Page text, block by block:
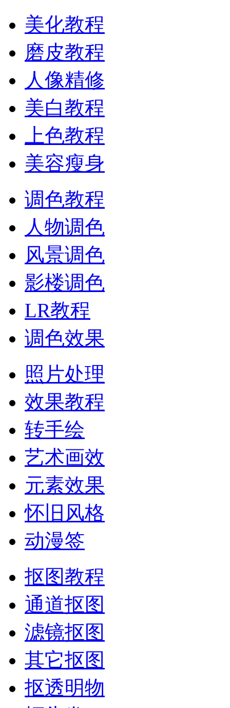
美化教程
磨皮教程
人像精修
美白教程
上色教程
美容瘦身
调色教程
人物调色
风景调色
影楼调色
LR教程
调色效果
照片处理
效果教程
转手绘
艺术画效
元素效果
怀旧风格
动漫签
抠图教程
通道抠图
滤镜抠图
其它抠图
抠透明物